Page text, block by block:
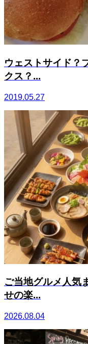
ウェストサイド？
クス？...
2019.05.27
ご当地グルメ人気
せの楽...
2026.08.04